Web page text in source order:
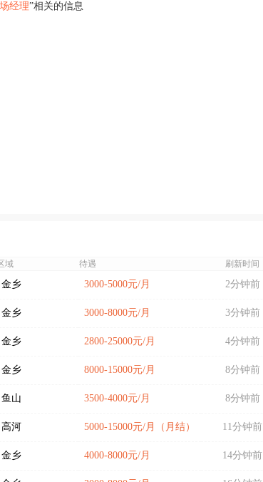
经理”相关的信息
域 待遇 刷新时间
金乡 3000-5000元/月 2分钟前
金乡 3000-8000元/月 3分钟前
金乡 2800-25000元/月 4分钟前
金乡 8000-15000元/月 8分钟前
鱼山 3500-4000元/月 8分钟前
高河 5000-15000元/月（月结） 11分钟前
金乡 4000-8000元/月 14分钟前